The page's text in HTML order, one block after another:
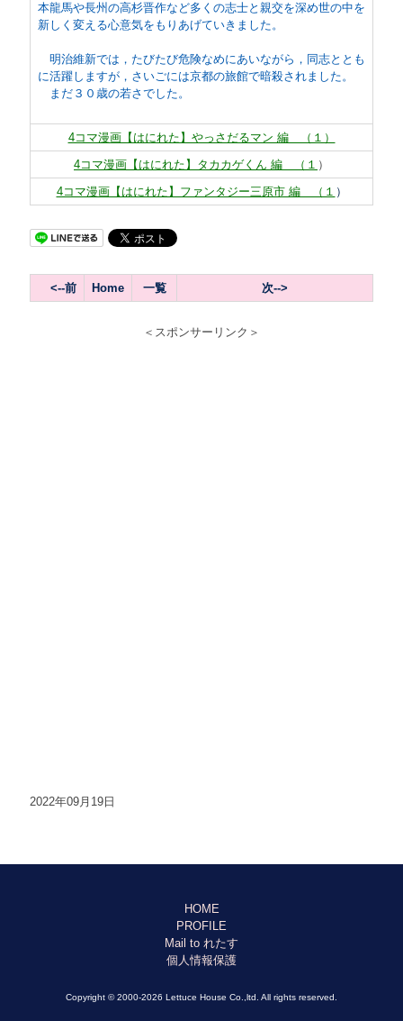
本龍馬や長州の高杉晋作など多くの志士と親交を深め世の中を
新しく変える心意気をもりあげていきました。
明治維新では，たびたび危険なめにあいながら，同志ととも
に活躍しますが，さいごには京都の旅館で暗殺されました。
まだ３０歳の若さでした。
4コマ漫画【はにれた】やっさだるマン 編 （１）
4コマ漫画【はにれた】タカカゲくん 編 （１ ）
4コマ漫画【はにれた】ファンタジー三原市 編 （１ ）
<--前 Home 一覧 次-->
＜スポンサーリンク＞
2022年09月19日
HOME
PROFILE
Mail to れたす
個人情報保護
Copyright © 2000-2026 Lettuce House Co.,ltd. All rights reserved.